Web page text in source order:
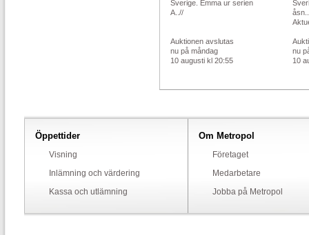
Sverige. Emma ur serien
A..//
Auktionen avslutas
nu på måndag
10 augusti kl 20:55
nu
10
Öppettider
Visning
Inlämning och värdering
Kassa och utlämning
Om Metropol
Företaget
Medarbetare
Jobba på Metropol